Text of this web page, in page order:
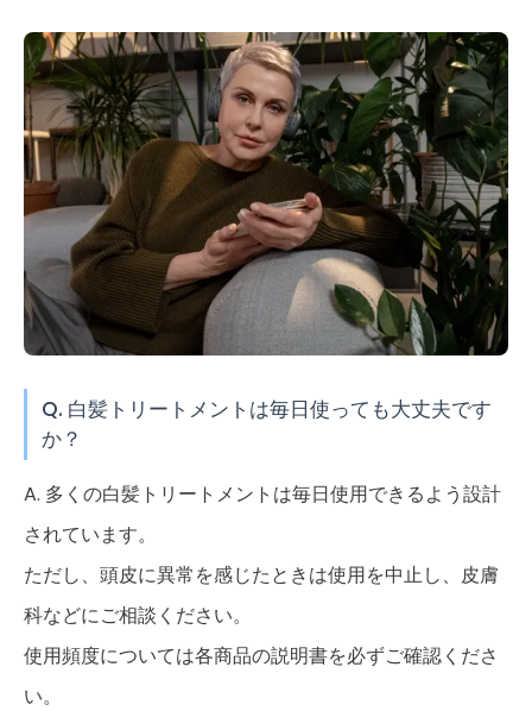
Q. 白髪トリートメントは毎日使っても大丈夫です
か？
A. 多くの白髪トリートメントは毎日使用できるよう設計
されています。
ただし、頭皮に異常を感じたときは使用を中止し、皮膚
科などにご相談ください。
使用頻度については各商品の説明書を必ずご確認くださ
い。